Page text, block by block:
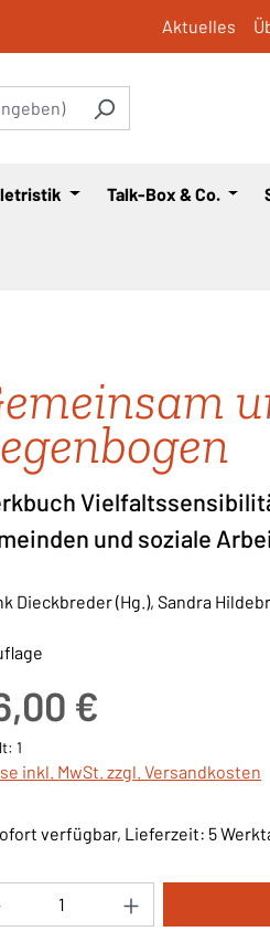
Aktuelles
Talk-Box & Co.
und soziale
Dieckbreder (Hg.), Sandra
€
1
inkl. MwSt. zzgl. Versandkosten
verfügbar, Lieferzeit: 5
Anzahl: Gib den